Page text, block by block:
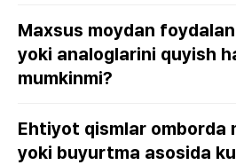
Maxsus moydan
yoki analoglarini quyish
mumkinmi?
Ehtiyot qismlar omborda
yoki buyurtma asosida